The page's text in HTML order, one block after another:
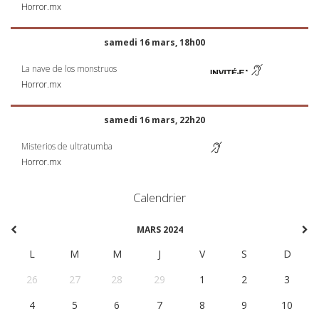
Horror.mx
samedi 16 mars, 18h00
La nave de los monstruos
Horror.mx
samedi 16 mars, 22h20
Misterios de ultratumba
Horror.mx
Calendrier
MARS 2024
L M M J V S
D
26
27 28 29 1 2
3
4
5 6 7 8 9
10